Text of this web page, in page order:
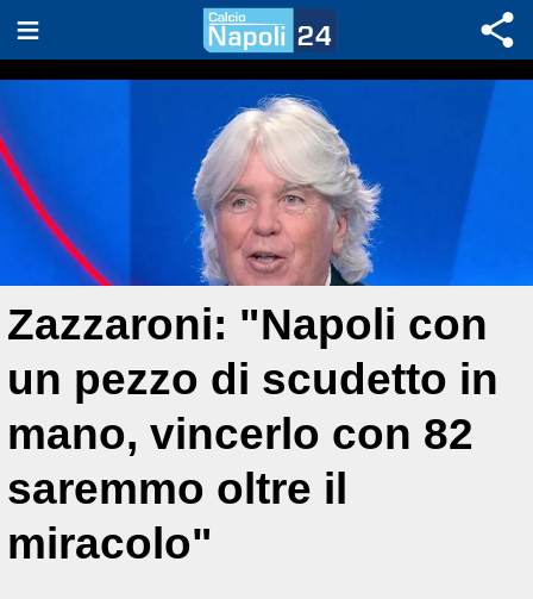
Zazzaroni: "Napoli con
un pezzo di scudetto in
mano, vincerlo con 82
saremmo oltre il
miracolo"